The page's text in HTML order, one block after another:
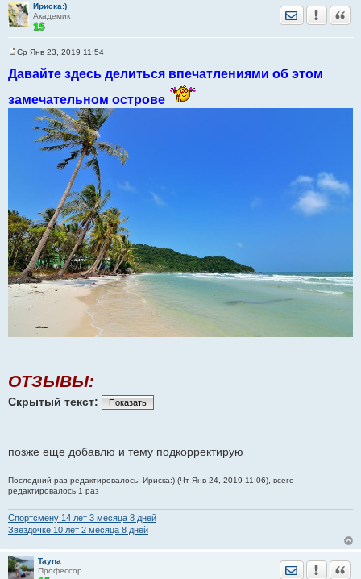
Ириска:)
Академик
Отправить
о
о
щ
е
Ср Янв 23, 2019 11:54
Давайте здесь делиться впечатлениями об этом
замечательном острове
ОТЗЫВЫ:
Скрытый текст: Показать
позже еще добавлю и тему подкорректирую
Последний раз редактировалось: Ириска:) (Чт Янв 24, 2019 11:06), всего
редактировалось 1 раз
Спортсмену 14 лет 3 месяца 8 дней
Звёздочке 10 лет 2 месяца 8 дней
Tayna
Профессор
Отправить